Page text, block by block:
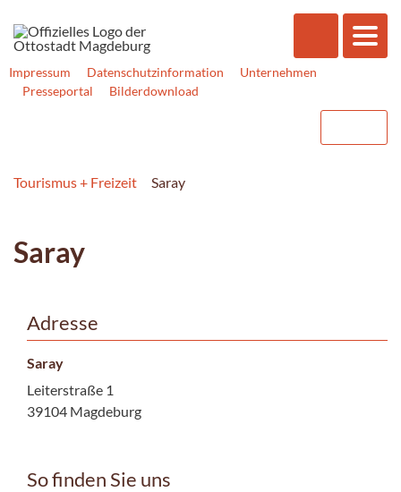
Impressum Datenschutzinformation
Unternehmen
Presseportal
Bilderdownload
Tourismus + Freizeit Saray
Saray
Adresse
Saray
Leiterstraße 1
39104 Magdeburg
So finden Sie uns